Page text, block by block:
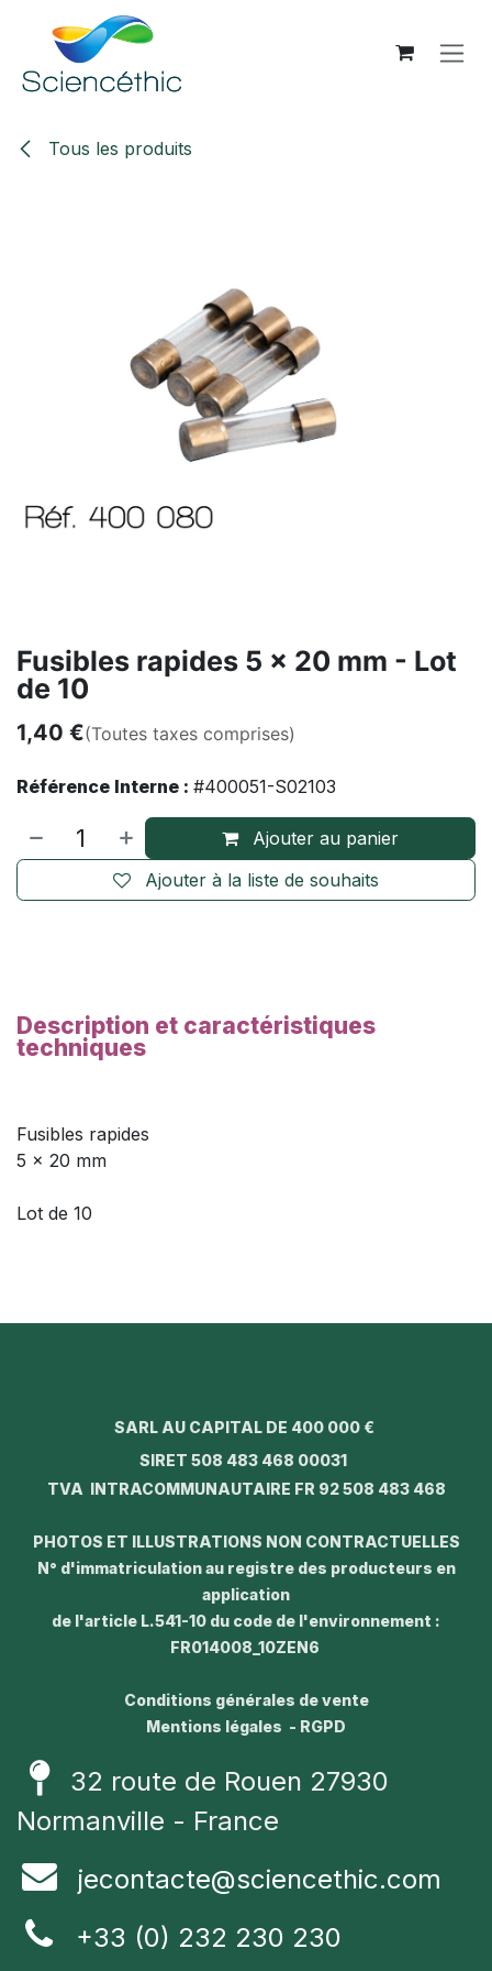
Se rendre au contenu
Tous les produits
Fusibles rapides 5 x 20 mm - Lot
de 10
1,40 €(Toutes taxes comprises)
Référence Interne : #400051-S02103
Ajouter au panier
Ajouter à la liste de souhaits
Description et caractéristiques
techniques
Fusibles rapides
5 × 20 mm
Lot de 10
SARL AU CAPITAL DE 400 000 €
SIRET 508 483 468 00031
TVA INTRACOMMUNAUTAIRE FR 92 508 483 468
PHOTOS ET ILLUSTRATIONS NON CONTRACTUELLES
N° d'immatriculation au registre des producteurs en
application
de l'article L.541-10 du code de l'environnement :
FR014008_10ZEN6
Conditions générales de vente
Mentions légales - RGPD
32 route de Rouen 27930
Normanville - France
jecontacte@sciencethic.com
+33 (0) 232 230 230